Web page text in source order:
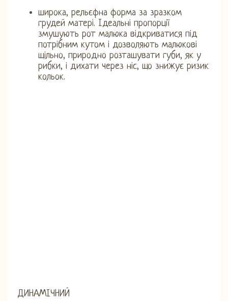
широка, рельєфна форма за зразком
грудей матері. Ідеальні пропорції
змушують рот малюка відкриватися під
потрібним кутом і дозволяють малюкові
щільно, природно розташувати губи, як у
рибки, і дихати через ніс, що знижує ризик
кольок.
ДИНАМІЧНИЙ